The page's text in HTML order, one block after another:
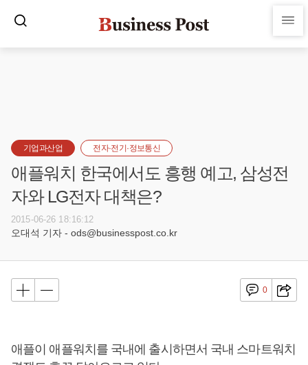
기업과산업 전자·전기·정보통신
애플워치 한국에서도 흥행 예고, 삼성전
자와 LG전자 대책은?
2015-06-26 18:16:12
오대석 기자 - ods@businesspost.co.kr
0
애플이 애플워치를 국내에 출시하면서 국내 스마트워치